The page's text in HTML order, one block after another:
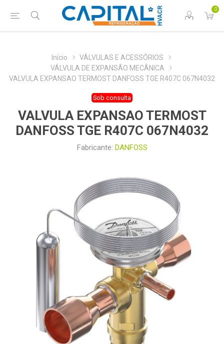
0
Início
VÁLVULAS E ACESSÓRIOS
VÁLVULA DE EXPANSÃO MECÂNICA
VALVULA EXPANSAO TERMOST DANFOSS TGE R407C 067N4032
Sob consulta
VALVULA EXPANSAO TERMOST
DANFOSS TGE R407C 067N4032
Fabricante: DANFOSS